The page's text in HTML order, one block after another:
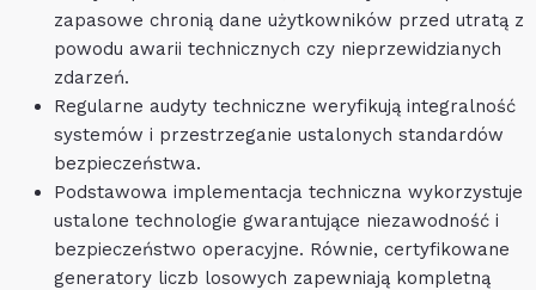
zapasowe chronią dane użytkowników przed utratą z
powodu awarii technicznych czy nieprzewidzianych
zdarzeń.
Regularne audyty techniczne weryfikują integralność
systemów i przestrzeganie ustalonych standardów
bezpieczeństwa.
Podstawowa implementacja techniczna wykorzystuje
ustalone technologie gwarantujące niezawodność i
bezpieczeństwo operacyjne. Równie, certyfikowane
generatory liczb losowych zapewniają kompletną